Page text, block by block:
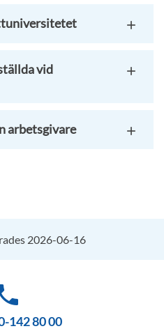
vid
arbetsgivare
2026-06-16
142 80 00